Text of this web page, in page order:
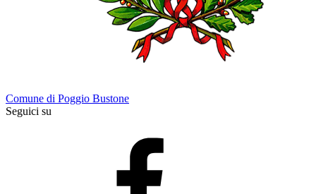
Comune di Poggio Bustone
Seguici su